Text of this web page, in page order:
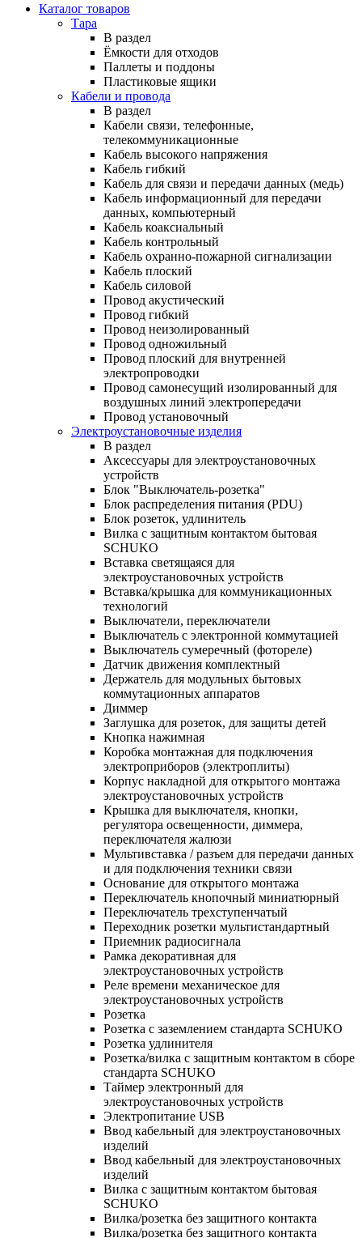
Каталог товаров
Тара
В раздел
Ёмкости для отходов
Паллеты и поддоны
Пластиковые ящики
Кабели и провода
В раздел
Кабели связи, телефонные,
телекоммуникационные
Кабель высокого напряжения
Кабель гибкий
Кабель для связи и передачи данных (медь)
Кабель информационный для передачи
данных, компьютерный
Кабель коаксиальный
Кабель контрольный
Кабель охранно-пожарной сигнализации
Кабель плоский
Кабель силовой
Провод акустический
Провод гибкий
Провод неизолированный
Провод одножильный
Провод плоский для внутренней
электропроводки
Провод самонесущий изолированный для
воздушных линий электропередачи
Провод установочный
Электроустановочные изделия
В раздел
Аксессуары для электроустановочных
устройств
Блок "Выключатель-розетка"
Блок распределения питания (PDU)
Блок розеток, удлинитель
Вилка с защитным контактом бытовая
SCHUKO
Вставка светящаяся для
электроустановочных устройств
Вставка/крышка для коммуникационных
технологий
Выключатели, переключатели
Выключатель с электронной коммутацией
Выключатель сумеречный (фотореле)
Датчик движения комплектный
Держатель для модульных бытовых
коммутационных аппаратов
Диммер
Заглушка для розеток, для защиты детей
Кнопка нажимная
Коробка монтажная для подключения
электроприборов (электроплиты)
Корпус накладной для открытого монтажа
электроустановочных устройств
Крышка для выключателя, кнопки,
регулятора освещенности, диммера,
переключателя жалюзи
Мультивставка / разъем для передачи данных
и для подключения техники связи
Основание для открытого монтажа
Переключатель кнопочный миниатюрный
Переключатель трехступенчатый
Переходник розетки мультистандартный
Приемник радиосигнала
Рамка декоративная для
электроустановочных устройств
Реле времени механическое для
электроустановочных устройств
Розетка
Розетка с заземлением стандарта SCHUKO
Розетка удлинителя
Розетка/вилка с защитным контактом в сборе
стандарта SCHUKO
Таймер электронный для
электроустановочных устройств
Электропитание USB
Ввод кабельный для электроустановочных
изделий
Ввод кабельный для электроустановочных
изделий
Вилка с защитным контактом бытовая
SCHUKO
Вилка/розетка без защитного контакта
Вилка/розетка без защитного контакта